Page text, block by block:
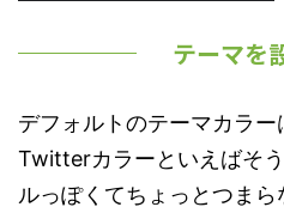
テーマを
デフォルトのテーマカラー
Twitterカラーといえばそ
ルっぽくてちょっとつま